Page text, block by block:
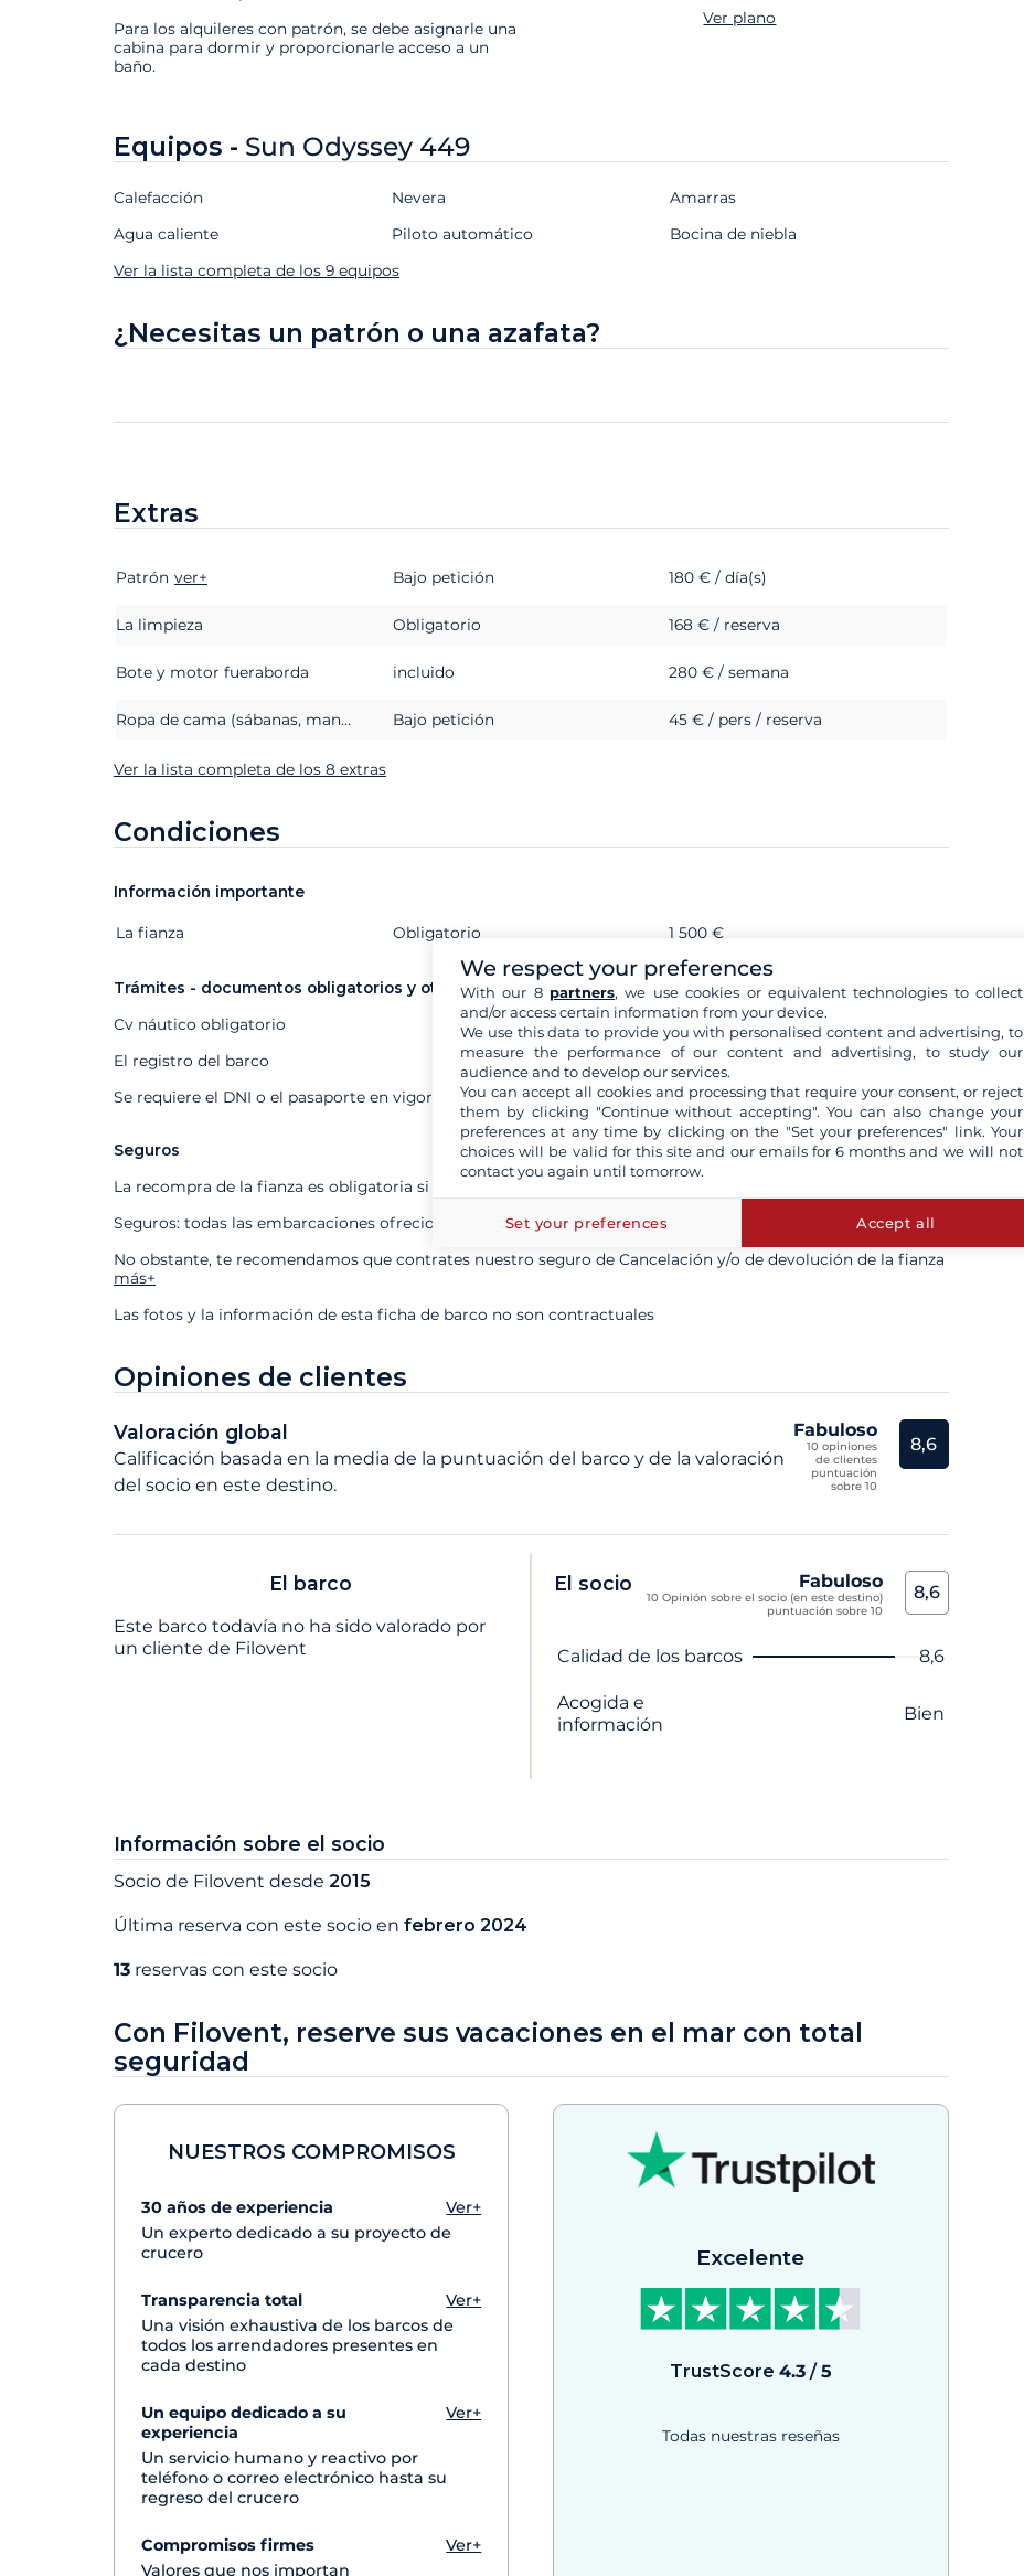
Para los alquileres con patrón, se debe asignarle una
cabina para dormir y proporcionarle acceso a un
baño.
Ver plano
Equipos - Sun Odyssey 449
Calefacción
Agua caliente
Nevera
Piloto automático
Amarras
Bocina de niebla
Ver la lista completa de los 9 equipos
¿Necesitas un patrón o una azafata?
Extras
Extras Estado
Patrón ver+ Bajo petición 180 € / día(s)
La limpieza Obligatorio 168 € / reserva
Bote y motor fueraborda incluido 280 € / semana
Ropa de cama (sábanas, mantas o edredones, almohadas y fundas de almohada) Bajo petición 45 € / pers / reserva
Ver la lista completa de los 8 extras
Condiciones
Información importante
Extras Estado
La fianza Obligatorio 1 500 €
Trámites - documentos obligatorios y otros
Cv náutico obligatorio
El registro del barco
Se requiere el DNI o el pasaporte en vigor
Seguros
La recompra de la fianza es obligatoria si contrata un patrón profesional
Seguros: todas las embarcaciones ofrecidas están aseguradas a todo riesgo
No obstante, te recomendamos que contrates nuestro seguro de Cancelación y/o de devolución de la fianza
más+
Las fotos y la información de esta ficha de barco no son contractuales
Opiniones de clientes
Valoración global
Calificación basada en la media de la puntuación del barco y de la valoración
del socio en este destino.
Fabuloso
10 opiniones
de clientes
puntuación
sobre 10
8,6
El barco
Este barco todavía no ha sido valorado por
un cliente de Filovent
El socio Fabuloso
10 Opinión sobre el socio (en este destino)
puntuación sobre 10
8,6
Nombre del criterio Nota
Calidad de los barcos 8,6
Acogida e
información
Bien
Información sobre el socio
Socio de Filovent desde 2015
Última reserva con este socio en febrero 2024
13 reservas con este socio
Con Filovent, reserve sus vacaciones en el mar con total
seguridad
NUESTROS COMPROMISOS
30 años de experiencia
Ver+
Un experto dedicado a su proyecto de
crucero
Transparencia total
Ver+
Una visión exhaustiva de los barcos de
todos los arrendadores presentes en
cada destino
Un equipo dedicado a su
experiencia
Ver+
Un servicio humano y reactivo por
teléfono o correo electrónico hasta su
regreso del crucero
Compromisos firmes
Ver+
Valores que nos importan
Excelente
TrustScore 4.3/5
Todas nuestras reseñas
We respect your preferences
With our 8 partners, we use cookies or equivalent technologies to collect
and/or access certain information from your device.
We use this data to provide you with personalised content and advertising, to
measure the performance of our content and advertising, to study our
audience and to develop our services.
You can accept all cookies and processing that require your consent, or reject
them by clicking "Continue without accepting". You can also change your
preferences at any time by clicking on the "Set your preferences" link. Your
choices will be valid for this site and our emails for 6 months and we will not
contact you again until tomorrow.
Set your preferences Accept all